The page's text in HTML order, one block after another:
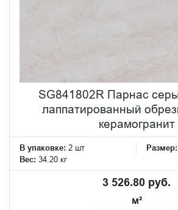
SG841802R Парнас
лаппатированный
керамогранит
В упаковке: 2 шт Размер:
Вес: 34.20 кг
3 526.80 руб.
м²